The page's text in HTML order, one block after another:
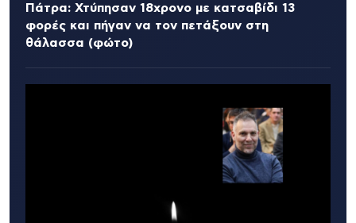
Πάτρα: Χτύπησαν 18χρονο με κατσαβίδι 13
φορές και πήγαν να τον πετάξουν στη
θάλασσα (φώτο)